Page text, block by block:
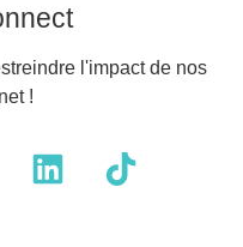
l'impact de nos
!